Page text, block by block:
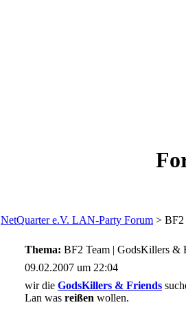
NetQuarter e.V. LAN-Party Forum > BF2
Thema: BF2 Team | GodsKillers &
09.02.2007 um 22:04
wir die GodsKillers & Friends
Lan was reißen wollen.